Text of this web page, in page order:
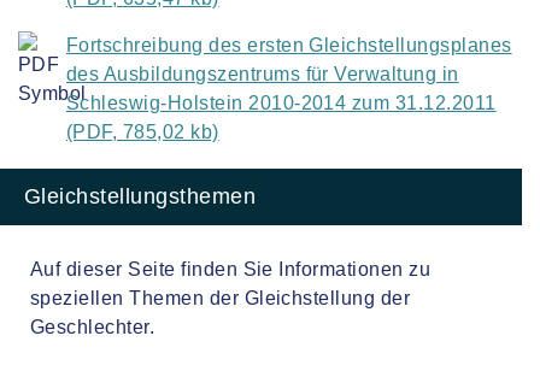
Fortschreibung des ersten Gleichstellungsplanes
des Ausbildungszentrums für Verwaltung in
Schleswig-Holstein 2010-2014 zum 31.12.2011
(PDF, 785,02 kb)
Gleichstellungsthemen
Auf dieser Seite finden Sie Informationen zu
speziellen Themen der Gleichstellung der
Geschlechter.